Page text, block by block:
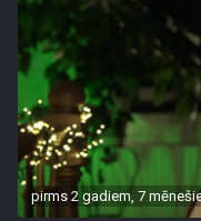
pirms 2 gadiem, 7